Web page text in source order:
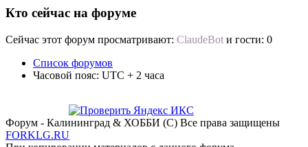
Кто сейчас на форуме
Сейчас этот форум просматривают: ClaudeBot и гости: 0
Список форумов
Часовой пояс: UTC + 2 часа
Форум - Калининград & ХОББИ (С) Все права защищены
FORKLG.RU